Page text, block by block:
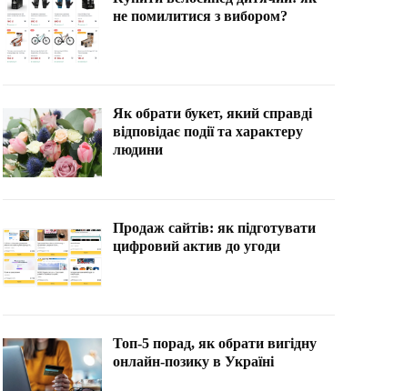
не помилитися з вибором?
Як обрати букет, який справді
відповідає події та характеру
людини
Продаж сайтів: як підготувати
цифровий актив до угоди
Топ-5 порад, як обрати вигідну
онлайн-позику в Україні